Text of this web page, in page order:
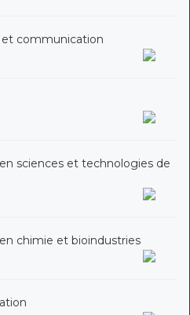
communication
sciences et technologies de
chimie et bioindustries